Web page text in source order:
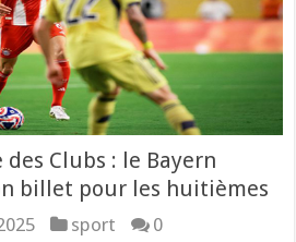
Clubs : le Bayern
billet pour les huitièmes
sport 0